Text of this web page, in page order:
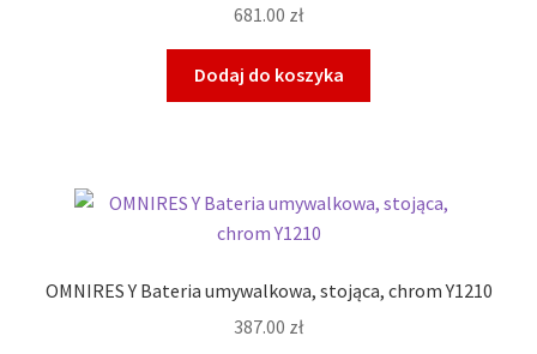
681.00 zł
Dodaj do koszyka
OMNIRES Y Bateria umywalkowa, stojąca, chrom Y1210
387.00 zł